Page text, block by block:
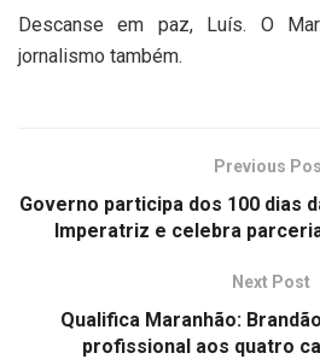
Descanse em paz, Luís. O
jornalismo também.
Previous
Governo participa dos 100 dias
Imperatriz e celebra
Next Post
Qualifica Maranhão:
profissional aos quatro